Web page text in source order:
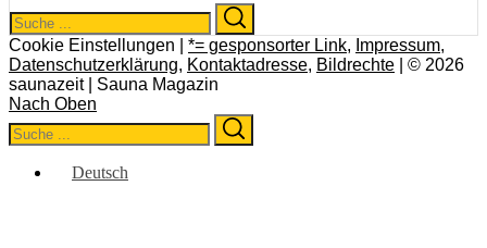
Search
for:
Cookie Einstellungen | *= gesponsorter Link, Impressum,
Datenschutzerklärung, Kontaktadresse, Bildrechte | © 2026
saunazeit | Sauna Magazin
Nach Oben
Search
for:
Deutsch